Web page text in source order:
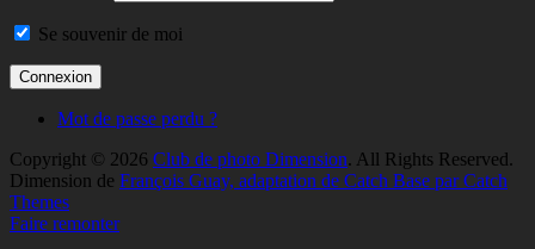
Se souvenir de moi
Mot de passe perdu ?
Copyright © 2026 Club de photo Dimension. All Rights Reserved.
Dimension de François Guay, adaptation de Catch Base par Catch
Themes
Faire remonter